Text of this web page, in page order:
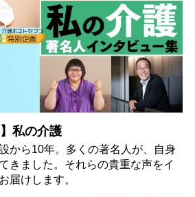
私の介護
から10年。多くの著名人が、自身
きました。それらの貴重な声をイ
届けします。